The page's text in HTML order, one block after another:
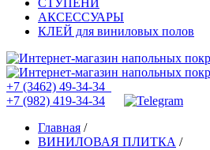
СТУПЕНИ
АКСЕССУАРЫ
КЛЕЙ для виниловых полов
+7 (3462) 49-34-34
+7 (982) 419-34-34
Главная /
ВИНИЛОВАЯ ПЛИТКА /